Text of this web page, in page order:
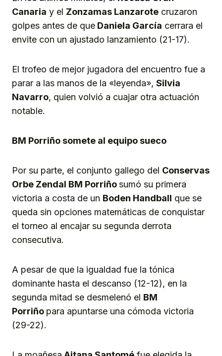
Canaria y el Zonzamas Lanzarote cruzaron
golpes antes de que Daniela García cerrara el
envite con un ajustado lanzamiento (21-17).
El trofeo de mejor jugadora del encuentro fue a
parar a las manos de la «leyenda», Silvia
Navarro, quien volvió a cuajar otra actuación
notable.
BM Porriño somete al equipo sueco
Por su parte, el conjunto gallego del Conservas
Orbe Zendal BM Porriñosumó su primera
victoria a costa de un Boden Handball que se
queda sin opciones matemáticas de conquistar
el torneo al encajar su segunda derrota
consecutiva.
A pesar de que la igualdad fue la tónica
dominante hasta el descanso (12-12), en la
segunda mitad se desmelenó el BM
Porriño para apuntarse una cómoda victoria
(29-22).